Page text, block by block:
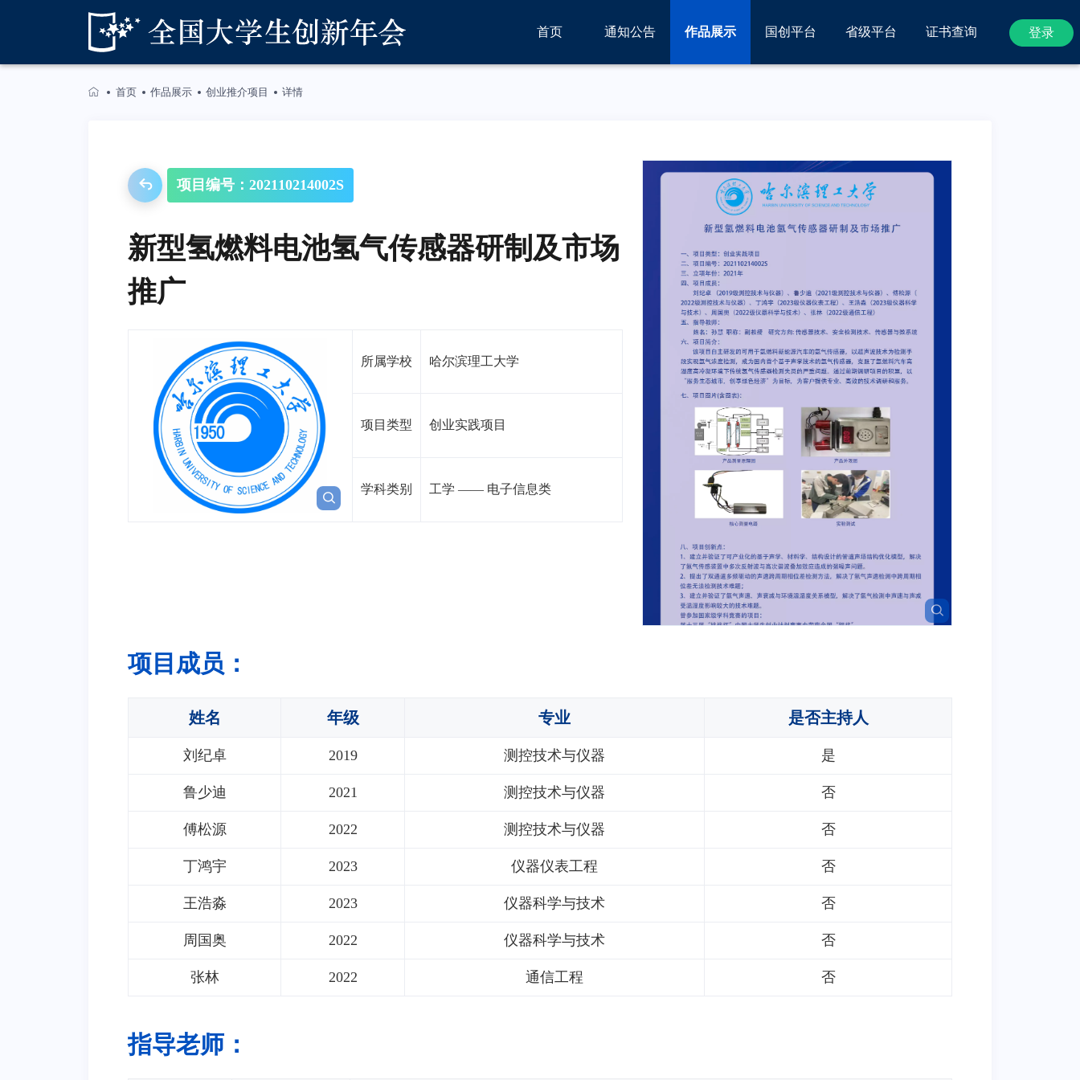
首页 通知公告 作品展示 国创平台 省级平台 证书查询 登录
首页 作品展示 创业推介项目 详情
项目编号：202110214002S
新型氢燃料电池氢气传感器研制及市场
推广
所属学校 哈尔滨理工大学
项目类型 创业实践项目
学科类别 工学 —— 电子信息类
项目成员：
姓名 年级 专业 是否主持人
刘纪卓 2019 测控技术与仪器 是
鲁少迪 2021 测控技术与仪器 否
傅松源 2022 测控技术与仪器 否
丁鸿宇 2023 仪器仪表工程 否
王浩淼 2023 仪器科学与技术 否
周国奥 2022 仪器科学与技术 否
张林 2022 通信工程 否
指导老师：